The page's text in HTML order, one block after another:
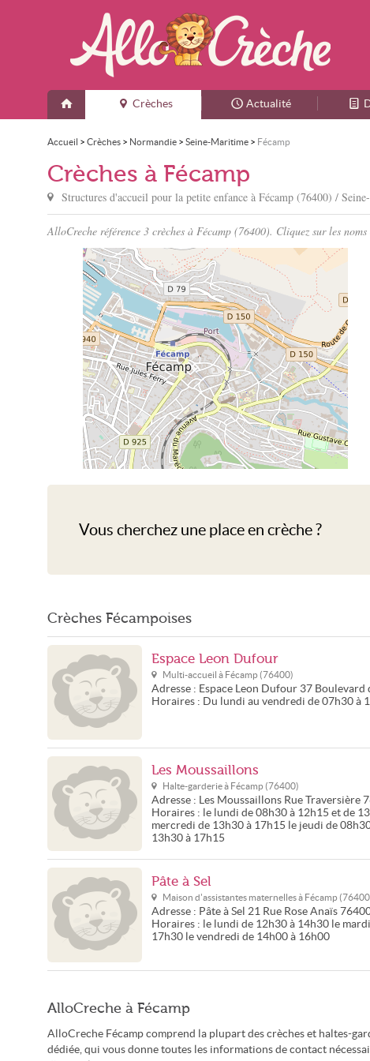
Crèches Actualité
Accueil > Crèches > Normandie > Seine-Maritime > Fécamp
Crèches à Fécamp
Structures d'accueil pour la petite enfance à Fécamp (76400) /
AlloCreche référence 3 crèches à Fécamp (76400). Cliquez sur les
Vous cherchez une place en crèche ?
Crèches Fécampoises
Espace Leon Dufour
Multi-accueil à Fécamp (76400)
Adresse : Espace Leon Dufour 37 Boulevard
Horaires : Du lundi au vendredi de 07h30 à
Les Moussaillons
Halte-garderie à Fécamp (76400)
Adresse : Les Moussaillons Rue Traversière
Horaires : le lundi de 08h30 à 12h15 et de
mercredi de 13h30 à 17h15 le jeudi de
13h30 à 17h15
Pâte à Sel
Maison d'assistantes maternelles à Fécamp (76400
Adresse : Pâte à Sel 21 Rue Rose Anaïs
Horaires : le lundi de 12h30 à 14h30 le
17h30 le vendredi de 14h00 à 16h00
AlloCreche à Fécamp
AlloCreche Fécamp comprend la plupart des crèches et haltes-
dédiée, qui vous donne toutes les informations de contact